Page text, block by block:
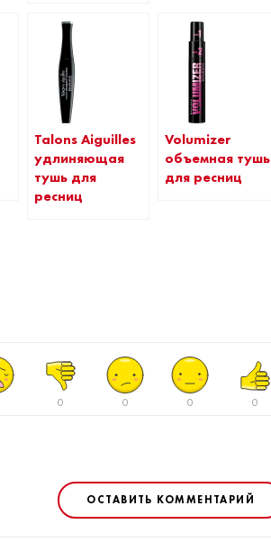
Talons Aiguilles
удлиняющая
тушь для
ресниц
Volumizer
объемная тушь
для ресниц
0 0 0 0
ОСТАВИТЬ КОММЕНТАРИЙ